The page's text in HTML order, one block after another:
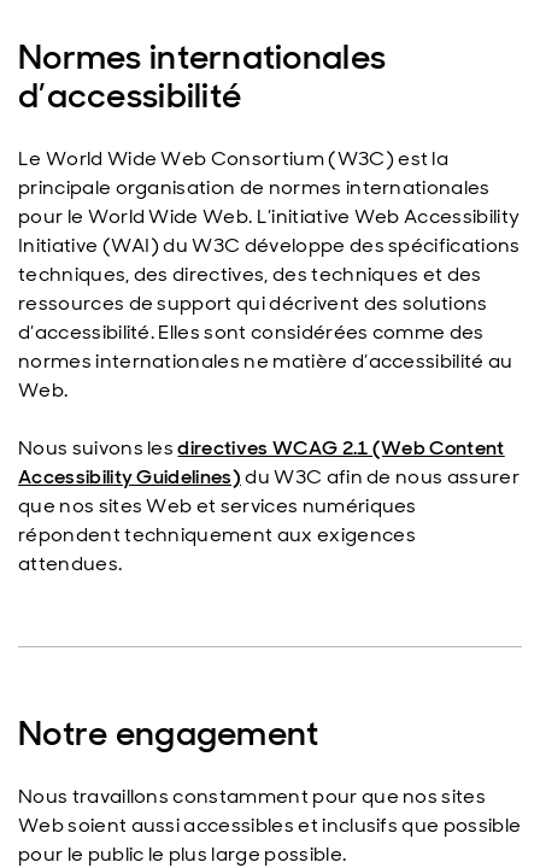
Normes internationales
d’accessibilité
Le World Wide Web Consortium (W3C) est la
principale organisation de normes internationales
pour le World Wide Web. L’initiative Web Accessibility
Initiative (WAI) du W3C développe des spécifications
techniques, des directives, des techniques et des
ressources de support qui décrivent des solutions
d’accessibilité. Elles sont considérées comme des
normes internationales ne matière d’accessibilité au
Web.
Nous suivons lesdirectives WCAG 2.1 (Web Content
Accessibility Guidelines)du W3C afin de nous assurer
que nos sites Web et services numériques
répondent techniquement aux exigences
attendues.
Notre engagement
Nous travaillons constamment pour que nos sites
Web soient aussi accessibles et inclusifs que possible
pour le public le plus large possible.